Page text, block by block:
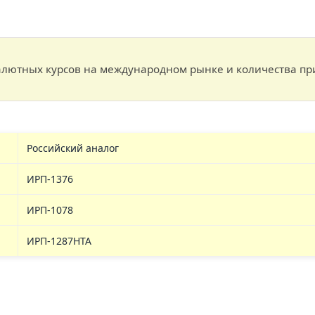
курсов на международном рынке и количества
Российский аналог
ИРП-1376
ИРП-1078
ИРП-1287НТА